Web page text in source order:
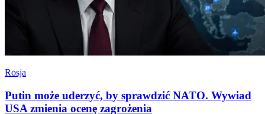
Rosja
Putin może uderzyć, by sprawdzić NATO. Wywiad
USA zmienia ocenę zagrożenia